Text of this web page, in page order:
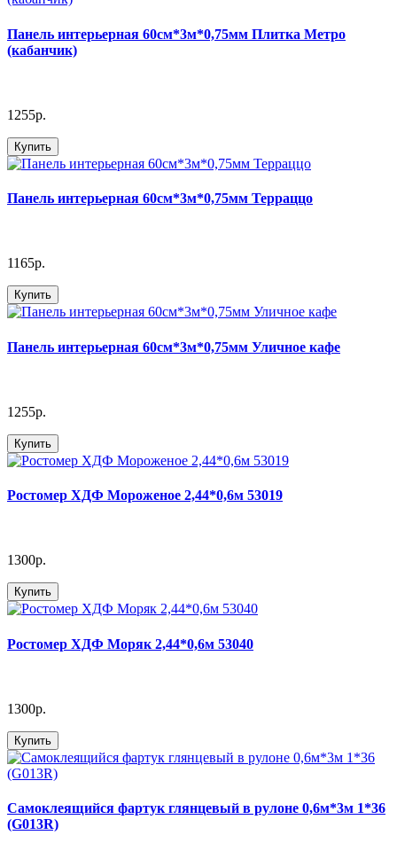
Панель интерьерная 60см*3м*0,75мм Плитка Метро
(кабанчик)
1255р.
Купить
Панель интерьерная 60см*3м*0,75мм Терраццо
1165р.
Купить
Панель интерьерная 60см*3м*0,75мм Уличное кафе
1255р.
Купить
Ростомер ХДФ Мороженое 2,44*0,6м 53019
1300р.
Купить
Ростомер ХДФ Моряк 2,44*0,6м 53040
1300р.
Купить
Самоклеящийся фартук глянцевый в рулоне 0,6м*3м 1*36
(G013R)